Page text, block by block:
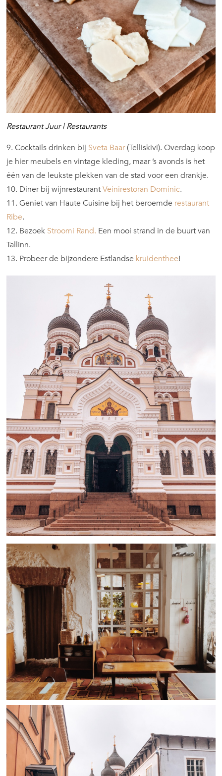
Restaurant Juur | Restaurants
9. Cocktails drinken bij Sveta Baar(Telliskivi). Overdag koop
je hier meubels en vintage kleding, maar ’s avonds is het
één van de leukste plekken van de stad voor een drankje.
10. Diner bij wijnrestaurantVeinirestoran Dominic.
11. Geniet van Haute Cuisine bij het beroemde restaurant
Ribe.
12. Bezoek Stroomi Rand. Een mooi strand in de buurt van
Tallinn.
13. Probeer de bijzondere Estlandse kruidenthee!